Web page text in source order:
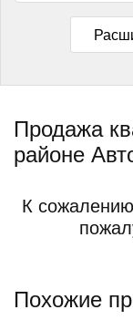
Продажа
районе
К
Похожие